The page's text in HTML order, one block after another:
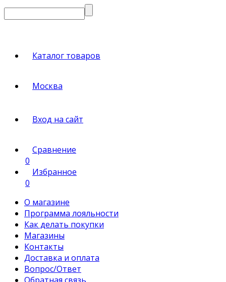
Каталог товаров
Москва
Вход на сайт
Сравнение
0
Избранное
0
О магазине
Программа лояльности
Как делать покупки
Магазины
Контакты
Доставка и оплата
Вопрос/Ответ